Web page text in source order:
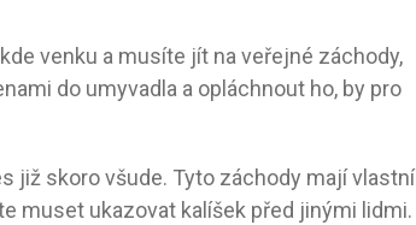
venku a musíte jít na veřejné záchody,
do umyvadla a opláchnout ho, by pro
již skoro všude. Tyto záchody mají vlastní
muset ukazovat kalíšek před jinými lidmi.